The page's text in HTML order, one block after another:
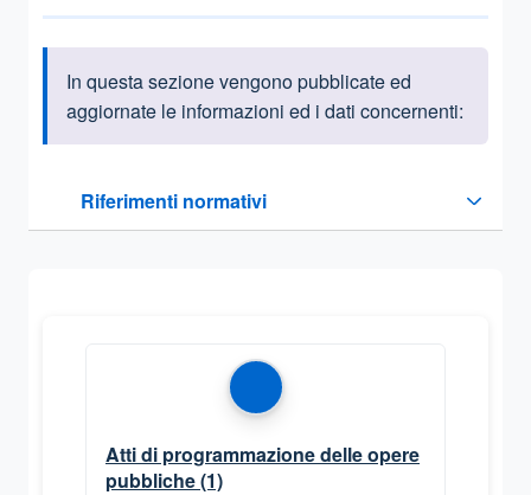
Informazioni introduttive
In questa sezione vengono pubblicate ed
aggiornate le informazioni ed i dati concernenti:
Riferimenti normativi
Sezione compressa
Atti di programmazione delle opere
pubbliche(1)